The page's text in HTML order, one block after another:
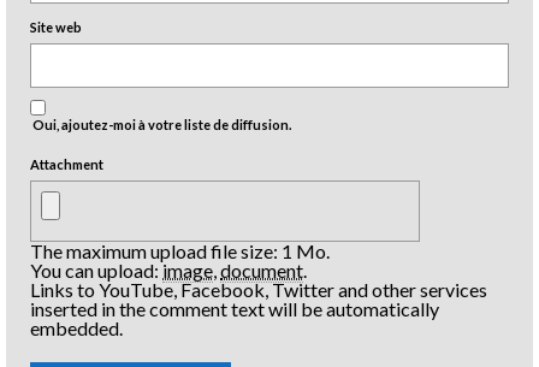
Site web
Oui, ajoutez-moi à votre liste de diffusion.
Attachment
The maximum upload file size: 1 Mo.
You can upload:image document
Links to YouTube, Facebook, Twitter and other services
inserted in the comment text will be automatically
embedded.